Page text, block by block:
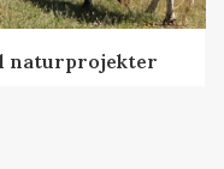
naturprojekter